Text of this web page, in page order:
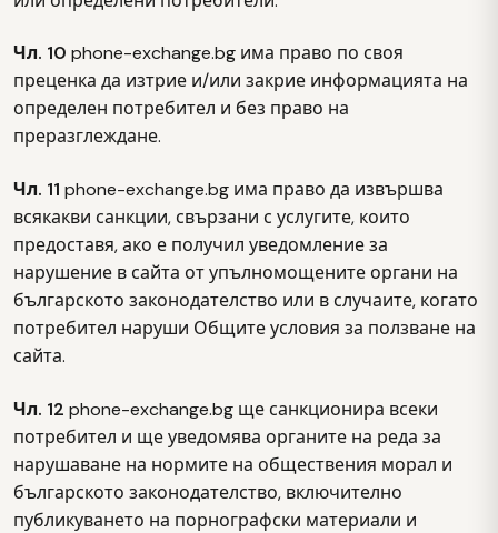
Чл. 10 phone-exchange.bg има право по своя
преценка да изтрие и/или закрие информацията на
определен потребител и без право на
преразглеждане.
Чл. 11 phone-exchange.bg има право да извършва
всякакви санкции, свързани с услугите, които
предоставя, ако е получил уведомление за
нарушение в сайта от упълномощените органи на
българското законодателство или в случаите, когато
потребител наруши Общите условия за ползване на
сайта.
Чл. 12 phone-exchange.bg ще санкционира всеки
потребител и ще уведомява органите на реда за
нарушаване на нормите на обществения морал и
българското законодателство, включително
публикуването на порнографски материали и